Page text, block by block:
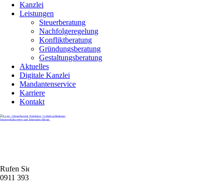
Kanzlei
Leistungen
Steuerberatung
Nachfolgeregelung
Konfliktberatung
Gründungsberatung
Gestaltungsberatung
Aktuelles
Digitale Kanzlei
Mandantenservice
Karriere
Kontakt
Rufen Sie uns gerne an
0911 39372790